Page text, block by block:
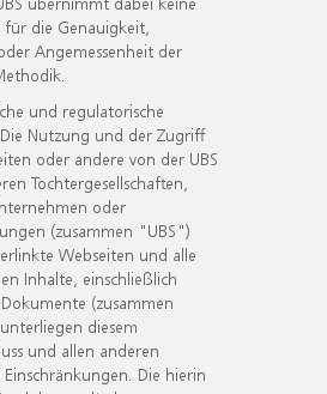
die Genauigkeit,
Angemessenheit der
und regulatorische
Nutzung und der Zugriff
oder andere von der UBS
Tochtergesellschaften,
oder
(zusammen "UBS")
Webseiten und alle
Inhalte, einschließlich
(zusammen
diesem
und allen anderen
Die hierin